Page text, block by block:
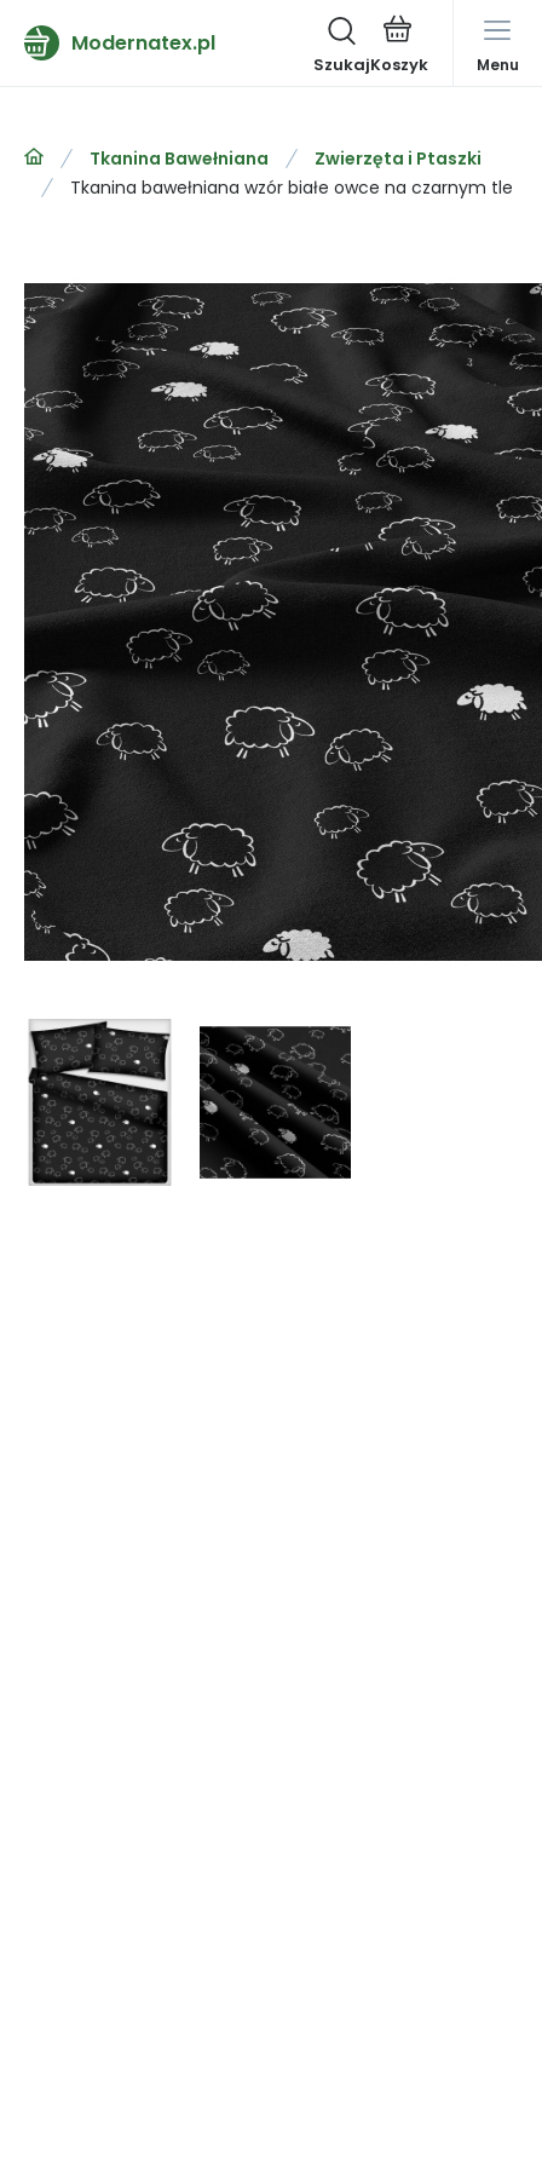
Modernatex.pl
Szukaj Menu
Tkanina Bawełniana
Zwierzęta i Ptaszki
Tkanina bawełniana wzór białe owce na czarnym tle